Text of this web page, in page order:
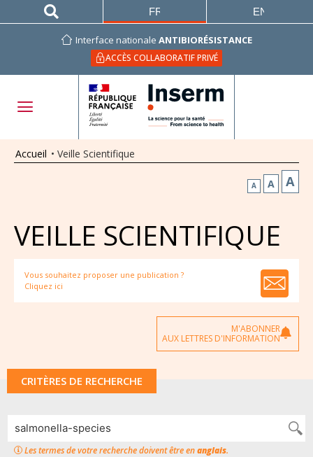
Interface nationale ANTIBIORÉSISTANCE
ACCÈS COLLABORATIF PRIVÉ
FRANÇAIS ENGLISH
Accueil • Veille Scientifique
A A A
VEILLE SCIENTIFIQUE
Vous souhaitez proposer une publication ?
Cliquez ici
M'ABONNER
AUX LETTRES D'INFORMATION
CRITÈRES DE RECHERCHE
Les termes de votre recherche doivent être enanglais.